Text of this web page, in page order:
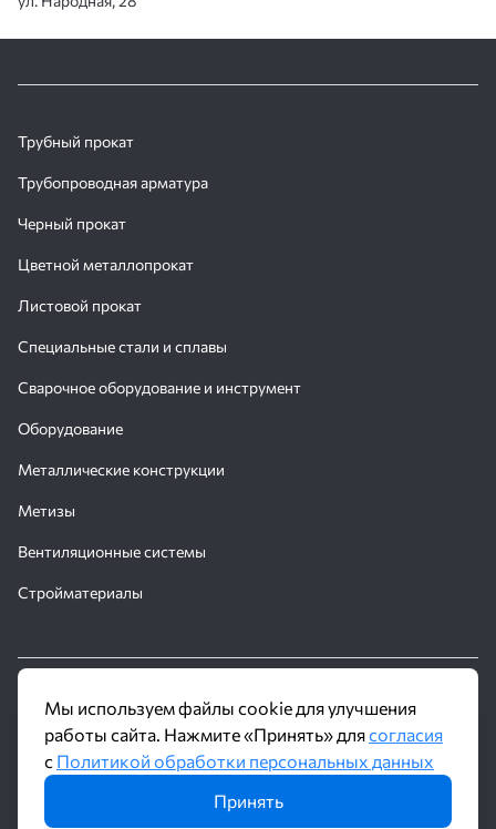
Трубный прокат
Трубопроводная арматура
Черный прокат
Цветной металлопрокат
Листовой прокат
Специальные стали и сплавы
Сварочное оборудование и инструмент
Оборудование
Металлические конструкции
Метизы
Вентиляционные системы
Стройматериалы
© 2016 - 2026 Производственное объединение «Трубное
Решение»
Политика обработки персональных данных
Информация на сайте не является публичной офертой и носит
ознакомительный характер. Наличие, описание и цены уточняйте у
Мы используем файлы cookie для улучшения
работы сайта. Нажмите «Принять» длясогласия
с Политикой обработки персональных данных
Принять